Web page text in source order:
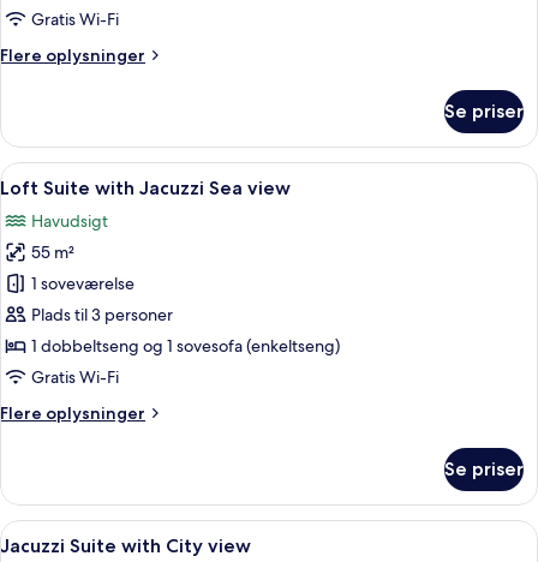
Gratis Wi-Fi
Flere oplysninger
Flere
Suite
Se priser
Indlæs
alle
billeder
af
Loft
Suite
with
Jacuzzi
view
En rummelig opholdsstue med stort
16
Loft Suite with Jacuzzi Sea view
Havudsigt
55 m²
1 soveværelse
Plads til 3 personer
1 dobbeltseng og 1 sovesofa (enkeltseng)
Gratis Wi-Fi
Flere oplysninger
Flere
Suite
with
Jacuzzi
Se priser
Indlæs
Et moderne hotelværelse med en
18
Jacuzzi Suite with City view